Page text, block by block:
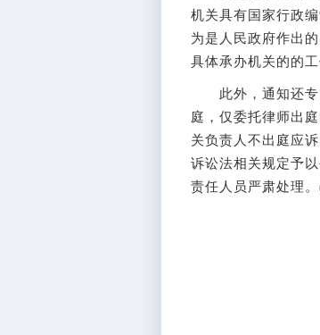
机关具有国家行政
为是人民政府作出
具体承办机关的的
此外，通知还专
庭，仅委托律师出
关负责人不出庭应
诉讼法相关规定予
责任人员严肃处理